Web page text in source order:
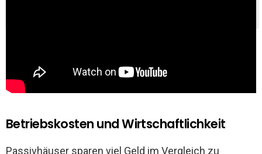
Betriebskosten und Wirtschaftlichkeit
Passivhäuser sparen viel Geld im Vergleich zu